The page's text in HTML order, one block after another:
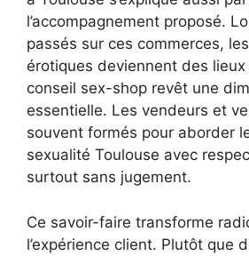
l’accompagnement proposé.
passés sur ces commerces,
érotiques deviennent des lieux
conseil sex-shop revêt une
essentielle. Les vendeurs et
souvent formés pour aborder
sexualité Toulouse avec
surtout sans jugement.
Ce savoir-faire transforme
l’expérience client. Plutôt que